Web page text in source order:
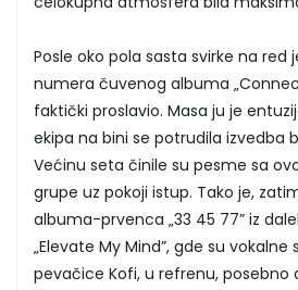
Posle oko pola sasta svirke na red
numera čuvenog albuma
faktički proslavio. Masa ju je
ekipa na bini se potrudila izvedba
Većinu seta činile su pesme sa
grupe uz pokoji istup. Tako je,
albuma-prvenca „33 45 77” iz
„Elevate My Mind”, gde su vokalne
pevačice Kofi, u refrenu, posebno